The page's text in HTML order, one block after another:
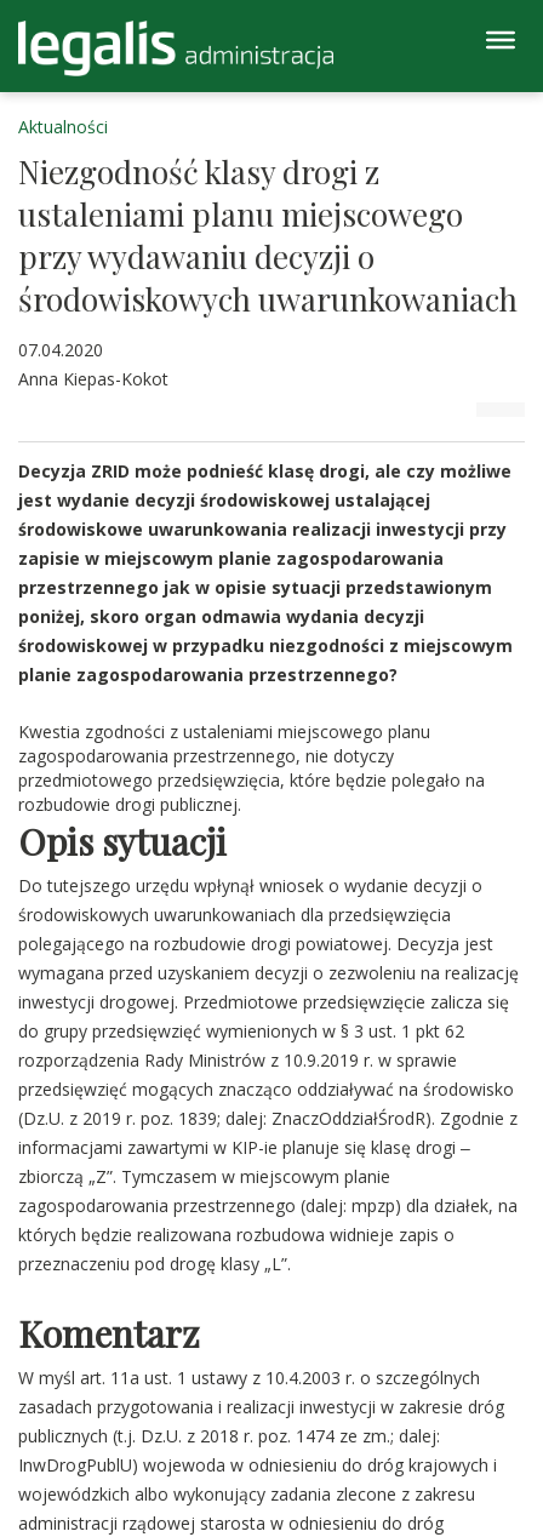
Aktualności
Niezgodność klasy drogi z
ustaleniami planu miejscowego
przy wydawaniu decyzji o
środowiskowych uwarunkowaniach
07.04.2020
Anna Kiepas-Kokot
Decyzja ZRID może podnieść klasę drogi, ale czy możliwe
jest wydanie decyzji środowiskowej ustalającej
środowiskowe uwarunkowania realizacji inwestycji przy
zapisie w miejscowym planie zagospodarowania
przestrzennego jak w opisie sytuacji przedstawionym
poniżej, skoro organ odmawia wydania decyzji
środowiskowej w przypadku niezgodności z miejscowym
planie zagospodarowania przestrzennego?
Kwestia zgodności z ustaleniami miejscowego planu
zagospodarowania przestrzennego, nie dotyczy
przedmiotowego przedsięwzięcia, które będzie polegało na
rozbudowie drogi publicznej.
Opis sytuacji
Do tutejszego urzędu wpłynął wniosek o wydanie decyzji o
środowiskowych uwarunkowaniach dla przedsięwzięcia
polegającego na rozbudowie drogi powiatowej. Decyzja jest
wymagana przed uzyskaniem decyzji o zezwoleniu na realizację
inwestycji drogowej. Przedmiotowe przedsięwzięcie zalicza się
do grupy przedsięwzięć wymienionych w § 3 ust. 1 pkt 62
rozporządzenia Rady Ministrów z 10.9.2019 r. w sprawie
przedsięwzięć mogących znacząco oddziaływać na środowisko
(Dz.U. z 2019 r. poz. 1839; dalej: ZnaczOddziałŚrodR). Zgodnie z
informacjami zawartymi w KIP-ie planuje się klasę drogi ‒
zbiorczą „Z”. Tymczasem w miejscowym planie
zagospodarowania przestrzennego (dalej: mpzp) dla działek, na
których będzie realizowana rozbudowa widnieje zapis o
przeznaczeniu pod drogę klasy „L”.
Komentarz
W myśl art. 11a ust. 1 ustawy z 10.4.2003 r. o szczególnych
zasadach przygotowania i realizacji inwestycji w zakresie dróg
publicznych (t.j. Dz.U. z 2018 r. poz. 1474 ze zm.; dalej:
InwDrogPublU) wojewoda w odniesieniu do dróg krajowych i
wojewódzkich albo wykonujący zadania zlecone z zakresu
administracji rządowej starosta w odniesieniu do dróg